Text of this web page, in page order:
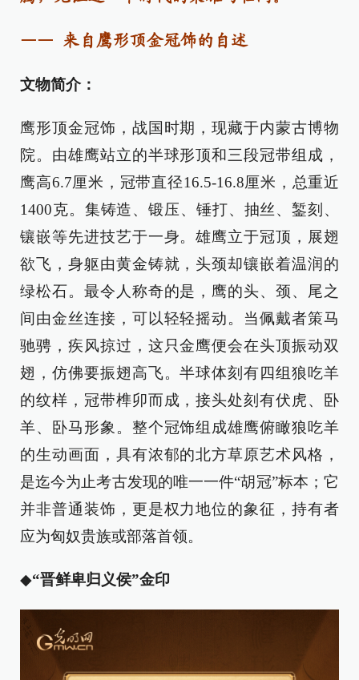
—— 来自鹰形顶金冠饰的自述
文物简介：
鹰形顶金冠饰，战国时期，现藏于内蒙古博物
院。由雄鹰站立的半球形顶和三段冠带组成，
鹰高6.7厘米，冠带直径16.5-16.8厘米，总重近
1400克。集铸造、锻压、锤打、抽丝、錾刻、
镶嵌等先进技艺于一身。雄鹰立于冠顶，展翅
欲飞，身躯由黄金铸就，头颈却镶嵌着温润的
绿松石。最令人称奇的是，鹰的头、颈、尾之
间由金丝连接，可以轻轻摇动。当佩戴者策马
驰骋，疾风掠过，这只金鹰便会在头顶振动双
翅，仿佛要振翅高飞。半球体刻有四组狼吃羊
的纹样，冠带榫卯而成，接头处刻有伏虎、卧
羊、卧马形象。整个冠饰组成雄鹰俯瞰狼吃羊
的生动画面，具有浓郁的北方草原艺术风格，
是迄今为止考古发现的唯一一件“胡冠”标本；它
并非普通装饰，更是权力地位的象征，持有者
应为匈奴贵族或部落首领。
◆“晋鲜卑归义侯”金印